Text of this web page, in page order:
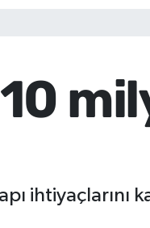
ihtiyaçlarını